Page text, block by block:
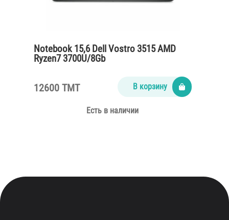
Notebook 15,6 Dell Vostro 3515 AMD
Ryzen7 3700U/8Gb
12600 TMT В корзину
Есть в наличии